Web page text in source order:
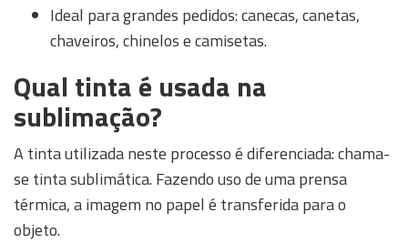
Ideal para grandes pedidos: canecas, canetas,
chaveiros, chinelos e camisetas.
Qual tinta é usada na
sublimação?
A tinta utilizada neste processo é diferenciada: chama-
se tinta sublimática. Fazendo uso de uma prensa
térmica, a imagem no papel é transferida para o
objeto.